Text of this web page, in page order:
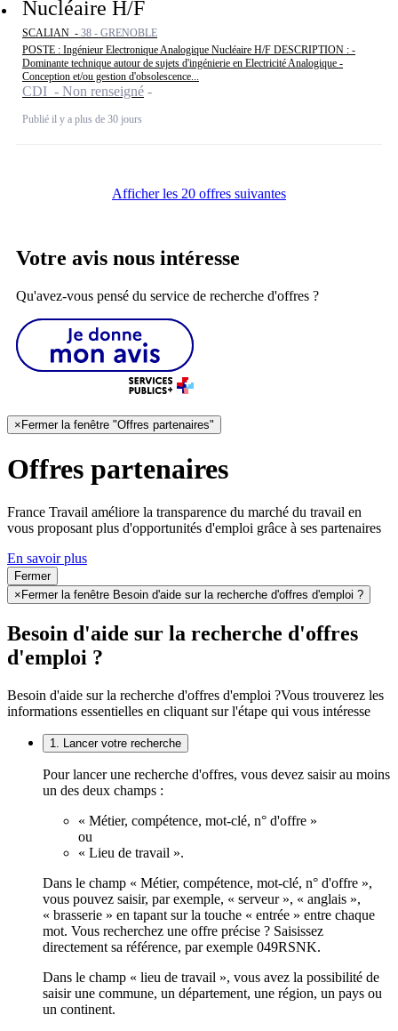
Nucléaire H/F
SCALIAN - 38 - GRENOBLE
POSTE : Ingénieur Electronique Analogique Nucléaire H/F DESCRIPTION : -
Dominante technique autour de sujets d'ingénierie en Electricité Analogique -
Conception et/ou gestion d'obsolescence...
CDI - Non renseigné
Publié il y a plus de 30 jours
Afficher les 20 offres suivantes
Votre avis nous intéresse
Qu'avez-vous pensé du service de recherche d'offres ?
×Fermer la fenêtre "Offres partenaires"
Offres partenaires
France Travail améliore la transparence du marché du travail en
vous proposant plus d'opportunités d'emploi grâce à ses partenaires
En savoir plus
Fermer
× Fermer la fenêtre Besoin d'aide sur la recherche d'offres d'emploi ?
Besoin d'aide sur la recherche d'offres
d'emploi ?
Besoin d'aide sur la recherche d'offres d'emploi ?Vous trouverez les
informations essentielles en cliquant sur l'étape qui vous intéresse
1. Lancer votre recherche
Pour lancer une recherche d'offres, vous devez saisir au moins
un des deux champs :
« Métier, compétence, mot-clé, n° d'offre »
ou
« Lieu de travail ».
Dans le champ « Métier, compétence, mot-clé, n° d'offre »,
vous pouvez saisir, par exemple, « serveur », « anglais »,
« brasserie » en tapant sur la touche « entrée » entre chaque
mot. Vous recherchez une offre précise ? Saisissez
directement sa référence, par exemple 049RSNK.
Dans le champ « lieu de travail », vous avez la possibilité de
saisir une commune, un département, une région, un pays ou
un continent.